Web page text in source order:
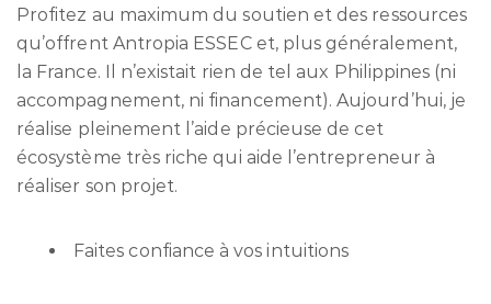
Profitez au maximum du soutien et des ressources
qu’offrent Antropia ESSEC et, plus généralement,
la France. Il n’existait rien de tel aux Philippines (ni
accompagnement, ni financement). Aujourd’hui, je
réalise pleinement l’aide précieuse de cet
écosystème très riche qui aide l’entrepreneur à
réaliser son projet.
Faites confiance à vos intuitions